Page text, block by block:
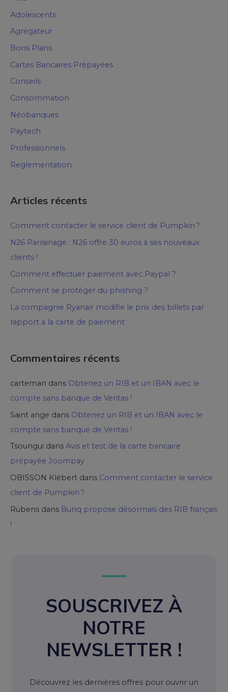
Adolescents
Agrégateur
Bons Plans
Cartes Bancaires Prépayées
Conseils
Consommation
Néobanques
Paytech
Professionnels
Reglementation
Articles récents
Comment contacter le service client de Pumpkin ?
N26 Parrainage : N26 offre 30 euros à ses nouveaux
clients !
Comment effectuer paiement avec Paypal ?
Comment se protéger du phishing ?
La compagnie Ryanair modifie le prix des billets par
rapport à la carte de paiement
Commentaires récents
carteman dans Obtenez un RIB et un IBAN avec le
compte sans banque de Veritas !
Saint ange dans Obtenez un RIB et un IBAN avec le
compte sans banque de Veritas !
Tsoungui dans Avis et test de la carte bancaire
prépayée Joompay
OBISSON Klébert dans Comment contacter le service
client de Pumpkin ?
Rubens dans Bunq propose désormais des RIB français
!
SOUSCRIVEZ À
NOTRE
NEWSLETTER !
Découvrez les dernières offres pour ouvrir un